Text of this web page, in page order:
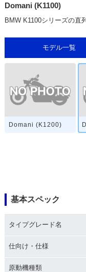
Domani (K1100)
BMW K1100シリーズの直
モデル一覧
Domani (K1200)
基本スペック
タイプグレード名
仕向け・仕様
原動機種類